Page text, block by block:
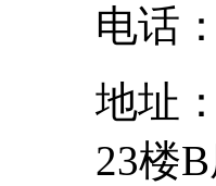
电话：
地址：
23楼